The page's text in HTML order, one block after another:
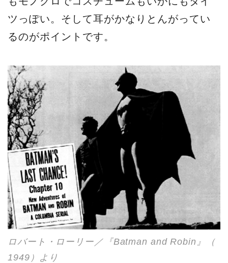
ツっぽい。そして耳がかなりとんがってい
るのがポイントです。
ロバート・ローリー／『Batman and Robin』（
1949）より